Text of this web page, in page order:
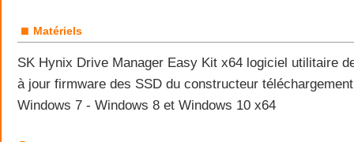
■ Matériels
SK Hynix Drive Manager Easy Kit x64 logiciel utilitaire
à jour firmware des SSD du constructeur
Windows 7 - Windows 8 et Windows 10 x64